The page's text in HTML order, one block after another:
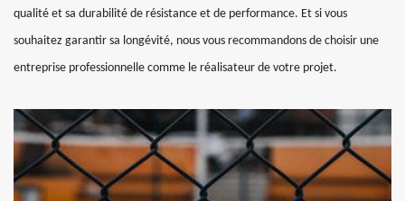
qualité et sa durabilité de résistance et de performance. Et si vous
souhaitez garantir sa longévité, nous vous recommandons de choisir une
entreprise professionnelle comme le réalisateur de votre projet.